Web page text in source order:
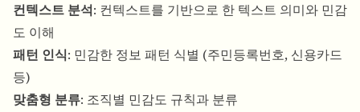
컨텍스트 분석: 컨텍스트를 기반으로 한 텍스트 의미와 민감
도 이해
패턴 인식: 민감한 정보 패턴 식별 (주민등록번호, 신용카드
등)
맞춤형 분류: 조직별 민감도 규칙과 분류